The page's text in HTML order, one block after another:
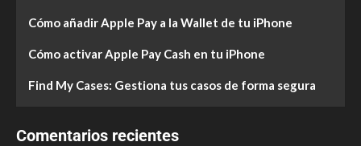
Cómo añadir Apple Pay a la Wallet de tu iPhone
Cómo activar Apple Pay Cash en tu iPhone
Find My Cases: Gestiona tus casos de forma segura
Comentarios recientes